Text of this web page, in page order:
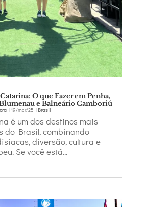
O que Fazer em Penha,
e Balneário Camboriú
| 19/mar/25 Brasil
é um dos destinos mais
do Brasil, combinando
diversão, cultura e
Se você está...